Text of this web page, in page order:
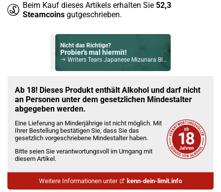
Beim Kauf dieses Artikels erhalten Sie 52,3
Steamcoins gutgeschrieben.
Nicht das Richtige?
Probier's mal hiermit!
Writers Tears Japanese Mizunara Blended Whisky 55% Vol. 700ml
Check das mal!
The Dalmore 15 Jahre Single Malt Scotch Whisky 40% Vol. 700ml
Du willst Kröten sparen?
Schau mal hier!
Ambition Mods Kil-Lite DNA 60 Mod Akkuträger Lila
Ab 18! Dieses Produkt enthält Alkohol und darf nicht
an Personen unter dem gesetzlichen Mindestalter
abgegeben werden.
Eine Lieferung an Minderjährige ist nicht möglich. Mit
Ihrer Bestellung bestätigen Sie, dass Sie das
gesetzlich vorgeschriebene Mindestalter haben.
Bitte seien Sie verantwortungsvoll im Umgang mit
diesem Artikel.
Weitere Informationen unter kenn-dein-limit.info